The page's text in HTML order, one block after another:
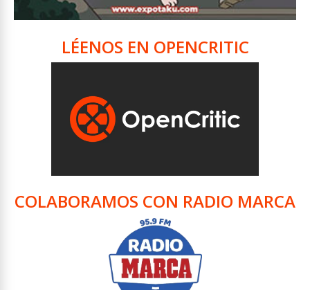
LÉENOS EN OPENCRITIC
COLABORAMOS CON RADIO MARCA